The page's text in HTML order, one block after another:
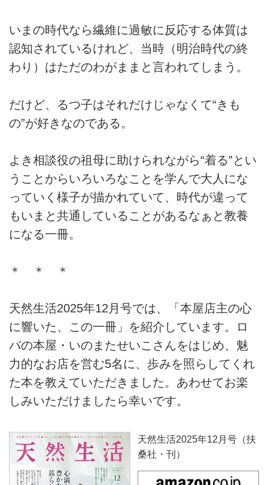
いまの時代なら繊維に過敏に反応する体質は
認知されているけれど、当時（明治時代の終
わり）はただのわがままと言われてしまう。
だけど、るつ子はそれだけじゃなくて“きも
の”が好きなのである。
よき相談役の祖母に助けられながら“着る”とい
うことからいろいろなことを学んで大人にな
っていく様子が描かれていて、時代が違って
もいまと共通していることがあるなぁと教養
になる一冊。
＊ ＊ ＊
天然生活2025年12月号では、「本屋店主の心
に響いた、この一冊」を紹介しています。ロ
バの本屋・いのまたせいこさんをはじめ、魅
力的なお店を営む5名に、歩みを照らしてくれ
た本を教えていただきました。あわせてお楽
しみいただけましたら幸いです。
天然生活2025年12月号（扶
桑社・刊）